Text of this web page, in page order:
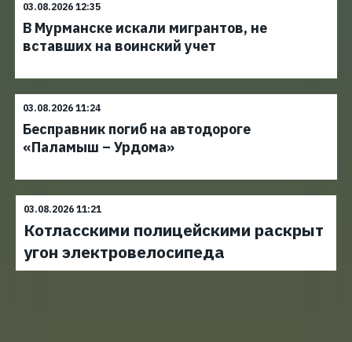
03.08.2026 12:35
В Мурманске искали мигрантов, не
вставших на воинский учет
03.08.2026 11:24
Бесправник погиб на автодороге
«Паламыш – Урдома»
03.08.2026 11:21
Котласскими полицейскими раскрыт
угон электровелосипеда